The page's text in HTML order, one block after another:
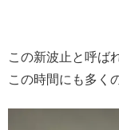
この新波止と呼ば
この時間にも多く